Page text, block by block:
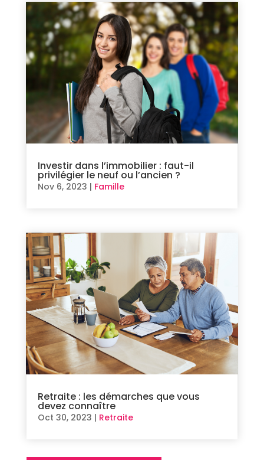
Investir dans l’immobilier : faut-il
privilégier le neuf ou l’ancien ?
Nov 6, 2023 | Famille
Retraite : les démarches que vous
devez connaître
Oct 30, 2023 | Retraite